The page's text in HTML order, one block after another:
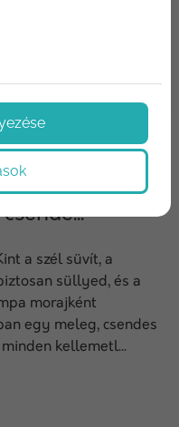
a hő- és
a szél süvít, a
süllyed, és a
morajként
egy meleg, csendes
kellemetl...